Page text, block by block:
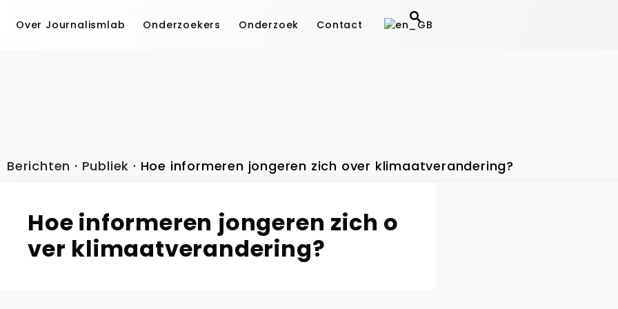
Over Journalismlab Onderzoekers Onderzoek Contact
Berichten · Publiek · Hoe informeren jongeren zich over klimaatverandering?
Hoe informeren jongeren zich o
ver klimaatverandering?